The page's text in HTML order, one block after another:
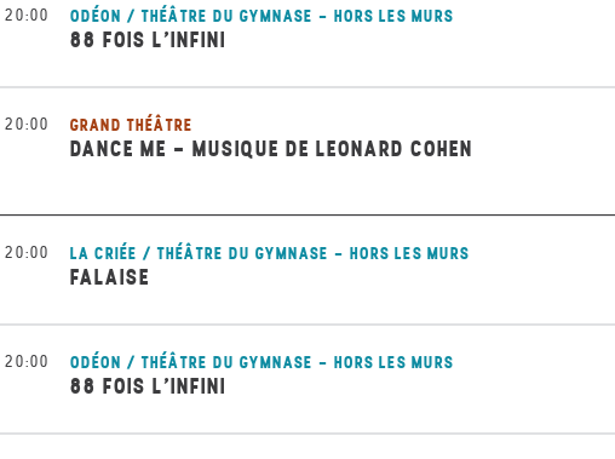
20:00 ODÉON / THÉÂTRE DU GYMNASE - HORS LES MURS
88 FOIS L’INFINI
20:00 GRAND THÉÂTRE
DANCE ME - MUSIQUE DE LEONARD COHEN
20:00 LA CRIÉE / THÉÂTRE DU GYMNASE - HORS LES MURS
FALAISE
20:00 ODÉON / THÉÂTRE DU GYMNASE - HORS LES MURS
88 FOIS L’INFINI